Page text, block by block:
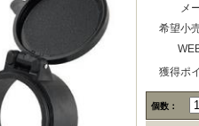
メ
希望小
獲得ポ
個数：